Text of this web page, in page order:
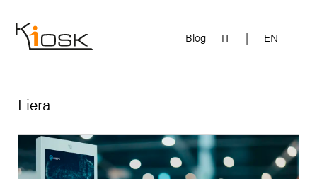
Blog IT | EN
Fiera